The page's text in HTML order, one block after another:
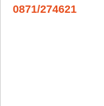
0871/274621